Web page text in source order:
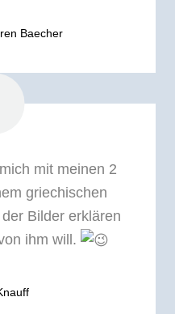
Baecher
mit meinen 2
griechischen
Bilder erklären
ihm will.